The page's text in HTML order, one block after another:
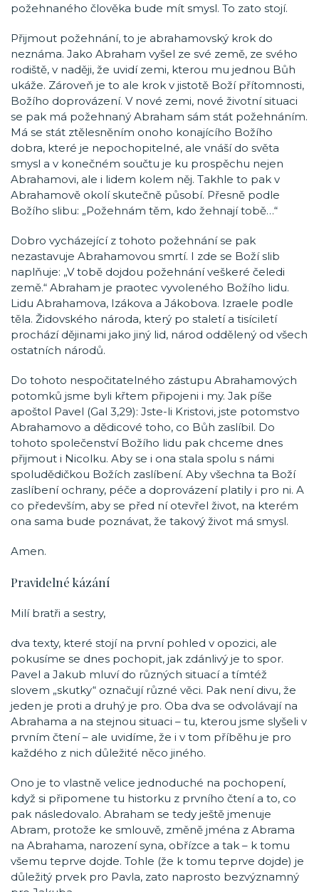
požehnaného člověka bude mít smysl. To zato stojí.
Přijmout požehnání, to je abrahamovský krok do
neznáma. Jako Abraham vyšel ze své země, ze svého
rodiště, v naději, že uvidí zemi, kterou mu jednou Bůh
ukáže. Zároveň je to ale krok v jistotě Boží přítomnosti,
Božího doprovázení. V nové zemi, nové životní situaci
se pak má požehnaný Abraham sám stát požehnáním.
Má se stát ztělesněním onoho konajícího Božího
dobra, které je nepochopitelné, ale vnáší do světa
smysl a v konečném součtu je ku prospěchu nejen
Abrahamovi, ale i lidem kolem něj. Takhle to pak v
Abrahamově okolí skutečně působí. Přesně podle
Božího slibu: „Požehnám těm, kdo žehnají tobě…“
Dobro vycházející z tohoto požehnání se pak
nezastavuje Abrahamovou smrtí. I zde se Boží slib
naplňuje: „V tobě dojdou požehnání veškeré čeledi
země.“ Abraham je praotec vyvoleného Božího lidu.
Lidu Abrahamova, Izákova a Jákobova. Izraele podle
těla. Židovského národa, který po staletí a tisíciletí
prochází dějinami jako jiný lid, národ oddělený od všech
ostatních národů.
Do tohoto nespočitatelného zástupu Abrahamových
potomků jsme byli křtem připojeni i my. Jak píše
apoštol Pavel (Gal 3,29): Jste-li Kristovi, jste potomstvo
Abrahamovo a dědicové toho, co Bůh zaslíbil. Do
tohoto společenství Božího lidu pak chceme dnes
přijmout i Nicolku. Aby se i ona stala spolu s námi
spoludědičkou Božích zaslíbení. Aby všechna ta Boží
zaslíbení ochrany, péče a doprovázení platily i pro ni. A
co především, aby se před ní otevřel život, na kterém
ona sama bude poznávat, že takový život má smysl.
Amen.
Pravidelné kázání
Milí bratři a sestry,
dva texty, které stojí na první pohled v opozici, ale
pokusíme se dnes pochopit, jak zdánlivý je to spor.
Pavel a Jakub mluví do různých situací a tímtéž
slovem „skutky“ označují různé věci. Pak není divu, že
jeden je proti a druhý je pro. Oba dva se odvolávají na
Abrahama a na stejnou situaci – tu, kterou jsme slyšeli v
prvním čtení – ale uvidíme, že i v tom příběhu je pro
každého z nich důležité něco jiného.
Ono je to vlastně velice jednoduché na pochopení,
když si připomene tu historku z prvního čtení a to, co
pak následovalo. Abraham se tedy ještě jmenuje
Abram, protože ke smlouvě, změně jména z Abrama
na Abrahama, narození syna, obřízce a tak – k tomu
všemu teprve dojde. Tohle (že k tomu teprve dojde) je
důležitý prvek pro Pavla, zato naprosto bezvýznamný